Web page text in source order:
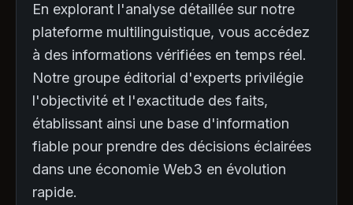
En explorant l'analyse détaillée sur notre
plateforme multilinguistique, vous accédez
à des informations vérifiées en temps réel.
Notre groupe éditorial d'experts privilégie
l'objectivité et l'exactitude des faits,
établissant ainsi une base d'information
fiable pour prendre des décisions éclairées
dans une économie Web3 en évolution
rapide.